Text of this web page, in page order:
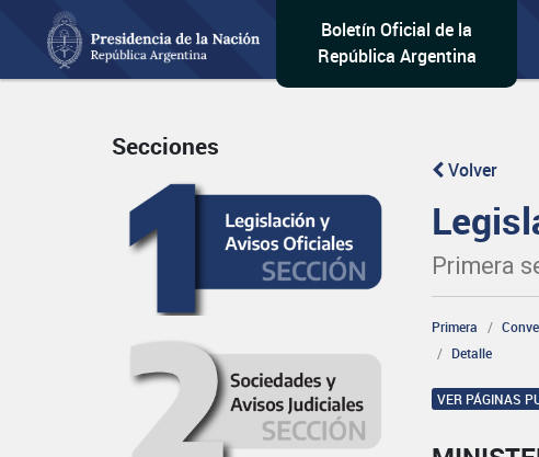
Boletín Oficial de la
República Argentina
Secciones
Volver
Primera
Primera
Detalle
VER PÁGINAS